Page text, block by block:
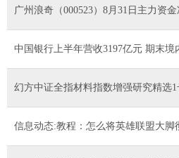
广州浪奇（000523）8月31日主力资
中国银行上半年营收3197亿元 期末
幻方中证全指材料指数增强研究精选1
信息动态:教程：怎么将英雄联盟大脚